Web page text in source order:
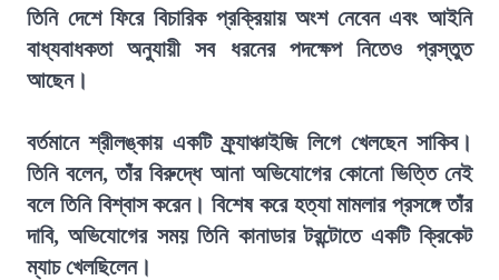
তিনি দেশে ফিরে বিচারিক প্রক্রিয়ায় অংশ নেবেন এবং আইনি
বাধ্যবাধকতা অনুযায়ী সব ধরনের পদক্ষেপ নিতেও প্রস্তুত
আছেন।
বর্তমানে শ্রীলঙ্কায় একটি ফ্র্যাঞ্চাইজি লিগে খেলছেন সাকিব।
তিনি বলেন, তাঁর বিরুদ্ধে আনা অভিযোগের কোনো ভিত্তি নেই
বলে তিনি বিশ্বাস করেন। বিশেষ করে হত্যা মামলার প্রসঙ্গে তাঁর
দাবি, অভিযোগের সময় তিনি কানাডার টরন্টোতে একটি ক্রিকেট
ম্যাচ খেলছিলেন।